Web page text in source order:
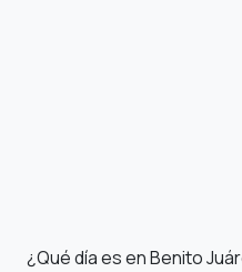
¿Qué día es en Benito